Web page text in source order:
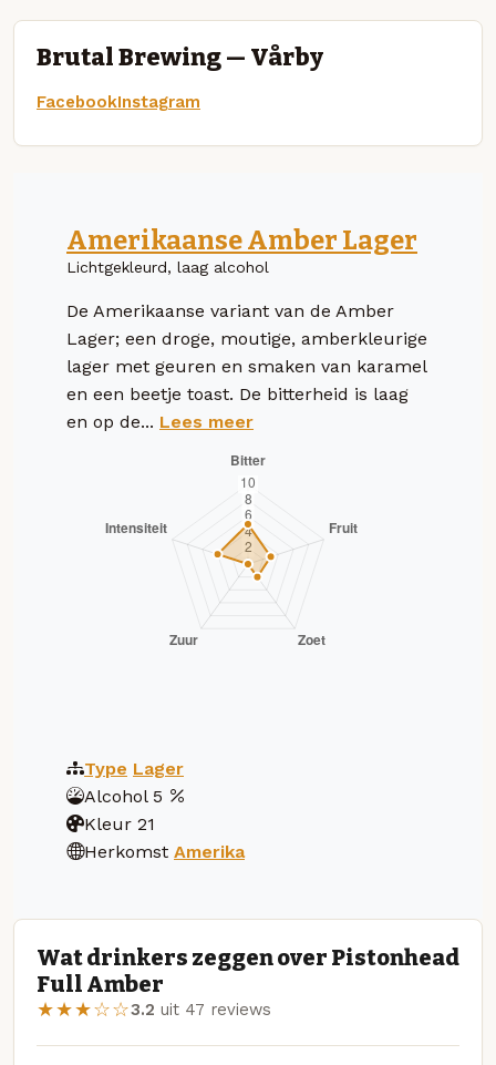
Brutal Brewing — Vårby
FacebookInstagram
Amerikaanse Amber Lager
Lichtgekleurd, laag alcohol
De Amerikaanse variant van de Amber
Lager; een droge, moutige, amberkleurige
lager met geuren en smaken van karamel
en een beetje toast. De bitterheid is laag
en op de... Lees meer
Type Lager
Alcohol 5
Kleur 21
Herkomst Amerika
Wat drinkers zeggen over Pistonhead
Full Amber
★★★☆☆3.2 uit 47 reviews